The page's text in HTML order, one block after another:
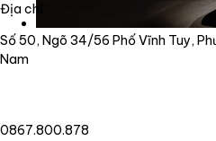
Địa chỉ
Số 50, Ngõ 34/56 Phố Vĩnh Tuy,
Nam
0867.800.878